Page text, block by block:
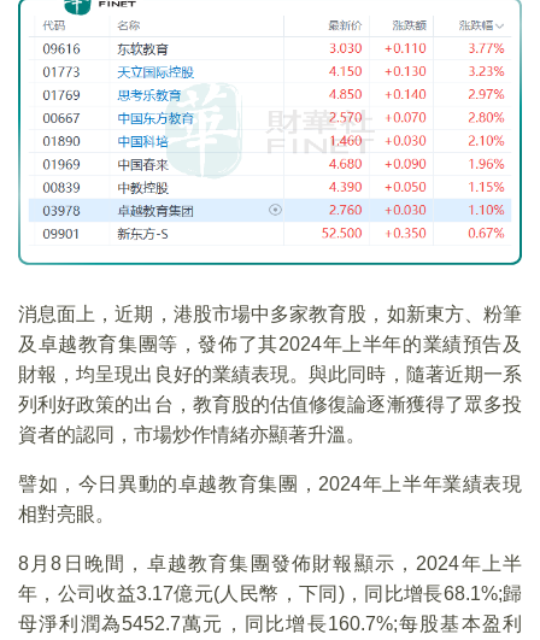
消息面上，近期，港股市場中多家教育股，如新東方、粉筆
及卓越教育集團等，發佈了其2024年上半年的業績預告及
財報，均呈現出良好的業績表現。與此同時，隨著近期一系
列利好政策的出台，教育股的估值修復論逐漸獲得了眾多投
資者的認同，市場炒作情緒亦顯著升溫。
譬如，今日異動的卓越教育集團，2024年上半年業績表現
相對亮眼。
8月8日晚間，卓越教育集團發佈財報顯示，2024年上半
年，公司收益3.17億元(人民幣，下同)，同比增長68.1%;歸
母淨利潤為5452.7萬元，同比增長160.7%;每股基本盈利